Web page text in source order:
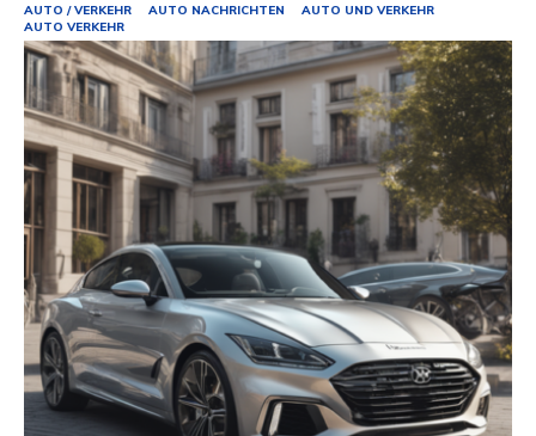
AUTO / VERKEHR
AUTO NACHRICHTEN
AUTO UND VERKEHR
AUTO VERKEHR